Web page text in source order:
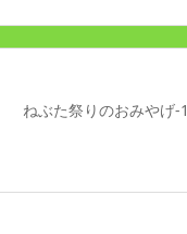
ねぶた祭りのおみやげ-1